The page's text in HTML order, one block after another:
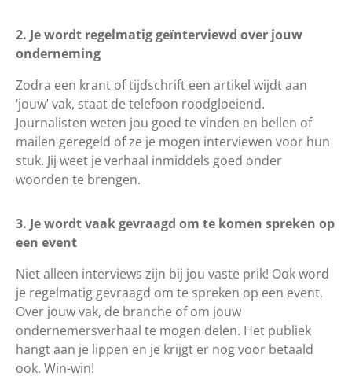
2. Je wordt regelmatig geïnterviewd over jouw
onderneming
Zodra een krant of tijdschrift een artikel wijdt aan
‘jouw’ vak, staat de telefoon roodgloeiend.
Journalisten weten jou goed te vinden en bellen of
mailen geregeld of ze je mogen interviewen voor hun
stuk. Jij weet je verhaal inmiddels goed onder
woorden te brengen.
3. Je wordt vaak gevraagd om te komen spreken op
een event
Niet alleen interviews zijn bij jou vaste prik! Ook word
je regelmatig gevraagd om te spreken op een event.
Over jouw vak, de branche of om jouw
ondernemersverhaal te mogen delen. Het publiek
hangt aan je lippen en je krijgt er nog voor betaald
ook. Win-win!